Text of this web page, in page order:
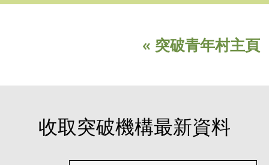
« 突破青年村主頁
收取突破機構最新資料